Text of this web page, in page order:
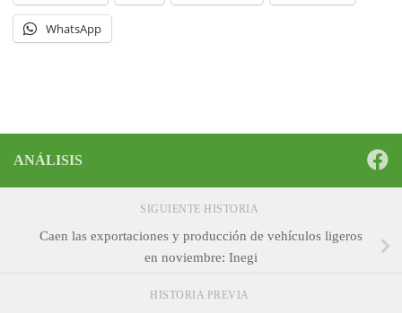
WhatsApp
ANÁLISIS
SIGUIENTE HISTORIA
Caen las exportaciones y producción de vehículos ligeros
en noviembre: Inegi
HISTORIA PREVIA